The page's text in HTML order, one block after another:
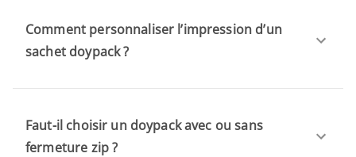
Comment personnaliser l’impression d’un
sachet doypack ?
Faut-il choisir un doypack avec ou sans
fermeture zip ?